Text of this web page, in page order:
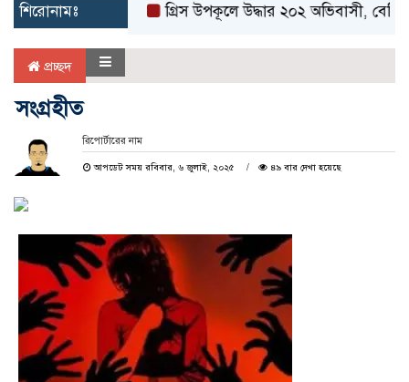
শিরোনামঃ গ্রিস উপকূলে উদ্ধার ২০২ অভিবাসী,
প্রচ্ছদ
সংগ্রহীত
রিপোর্টারের নাম
আপডেট সময় রবিবার, ৬ জুলাই, ২০২৫ ৪৯ বার দেখা হয়েছে